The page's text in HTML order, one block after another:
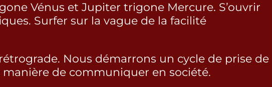
Vénus et Jupiter trigone Mercure. S’ouvrir
Surfer sur la vague de la facilité
Nous démarrons un cycle de prise de
de communiquer en société.